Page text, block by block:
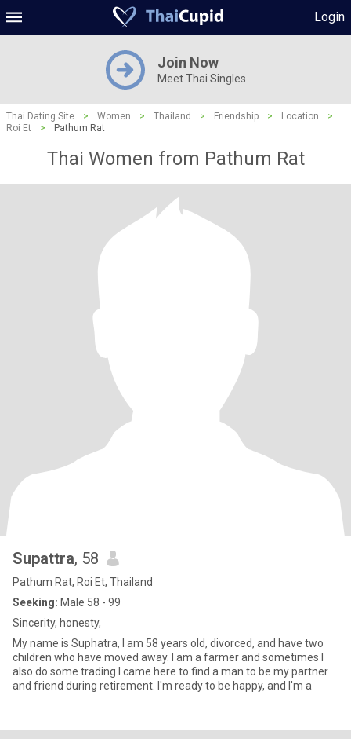
Login
Join Now
Meet Thai Singles
Thai Dating Site > Women > Thailand > Friendship > Location
>
Roi Et
> Pathum Rat
Thai Women from Pathum Rat
Supattra, 58
Pathum Rat, Roi Et, Thailand
Seeking: Male 58 - 99
Sincerity, honesty,
My name is Suphatra, I am 58 years old, divorced, and have two
children who have moved away. I am a farmer and sometimes I
also do some trading.I came here to find a man to be my partner
and friend during retirement. I'm ready to be happy, and I'm a